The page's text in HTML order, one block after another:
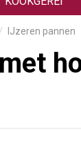
IJzeren pannen